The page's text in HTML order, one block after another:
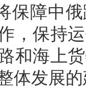
保障中
，保持
和海上
体发展